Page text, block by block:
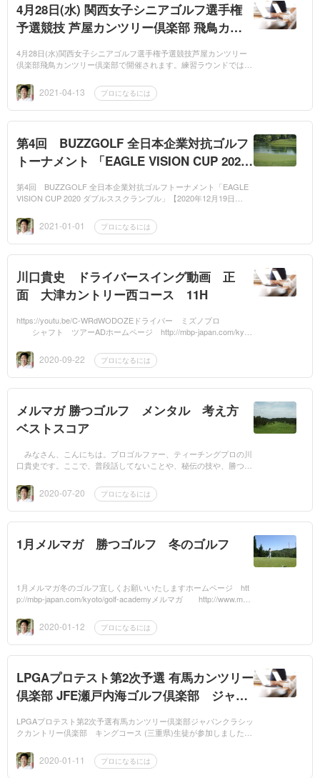
4月28日(水) 関西女子シニアゴルフ選手権
予選競技 芦屋カンツリー倶楽部 飛鳥カン
4月28日(水)関西女子シニアゴルフ選手権予選競技芦屋カンツリー
倶楽部飛鳥カンツリー倶楽部で開催されます。練習ラウンドでは、
す。ホ...2021-04-13 プロになるには
第4回 BUZZGOLF 全日本企業対抗ゴルフ
トーナメント 「EAGLE VISION CUP 2020
（土）西日本D予選 ABCゴルフ倶楽部
結果】
第4回 BUZZGOLF 全日本企業対抗ゴルフトーナメント「EAGLE
VISION CUP 2020 ダブルススクランブル」【2020年12月19日
選突破しました。次は 葛...
2021-01-01 プロになるには
川口貴史 ドライバースイング動画 正
面 大津カントリー西コース 11H
https://youtu.be/C-WRdWODOZEドライバー ミズノプロ
シャフト ツアーADホームページ http://mbp-japan.com/kyot
mlメール...2020-09-22 プロになるには
メルマガ 勝つゴルフ メンタル 考え方
ベストスコア
みなさん、こんにちは。プロゴルファー、ティーチングプロの川
口貴史です。ここで、普段話してないことや、秘伝の技や、勝つゴ
願い致します。...
2020-07-20 プロになるには
1月メルマガ 勝つゴルフ 冬のゴルフ
1月メルマガ冬のゴルフ宜しくお願いいたしますホームページ htt
p://mbp-japan.com/kyoto/golf-academyメルマガ http://www.mag
2020-01-12 プロになるには
LPGAプロテスト第2次予選 有馬カンツリー
倶楽部 JFE瀬戸内海ゴルフ倶楽部 ジャパ
ース (三重県)
LPGAプロテスト第2次予選有馬カンツリー倶楽部ジャパンクラシッ
クカントリー倶楽部 キングコース (三重県)生徒が参加しました。
2020-01-11 プロになるには